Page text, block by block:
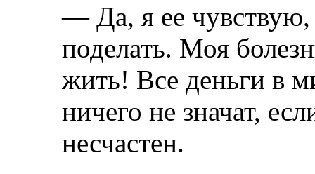
— Да, я ее чувствую,
поделать. Моя
жить! Все деньги в
ничего не значат,
несчастен.